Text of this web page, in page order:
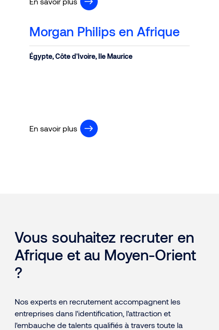
Morgan Philips en Afrique
Égypte, Côte d'Ivoire, Ile Maurice
En savoir plus
Vous souhaitez recruter en
Afrique et au Moyen-Orient
?
Nos experts en recrutement accompagnent les
entreprises dans l'identification, l'attraction et
l'embauche de talents qualifiés à travers toute la